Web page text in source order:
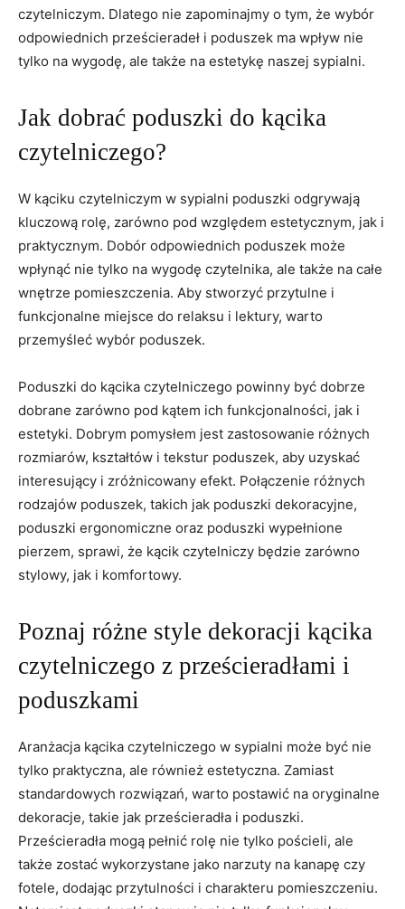
czytelniczym. Dlatego‍ nie zapominajmy o tym,‌ że wybór
⁣odpowiednich ‌prześcieradeł i poduszek ma wpływ nie
tylko na wygodę, ale także na estetykę naszej sypialni.
Jak dobrać poduszki do kącika
czytelniczego?
W kąciku czytelniczym⁣ w sypialni poduszki odgrywają
kluczową rolę, zarówno pod względem estetycznym, jak i
⁣praktycznym. Dobór odpowiednich poduszek może
wpłynąć‍ nie tylko na wygodę czytelnika, ale ‌także na całe
wnętrze pomieszczenia. Aby stworzyć przytulne i
funkcjonalne miejsce do ​relaksu i lektury, warto
przemyśleć wybór poduszek.
Poduszki do kącika czytelniczego powinny być dobrze
dobrane zarówno pod kątem ich funkcjonalności,⁤ jak i
estetyki. Dobrym pomysłem jest zastosowanie różnych
rozmiarów, kształtów ⁢i tekstur poduszek, aby uzyskać
interesujący i zróżnicowany efekt. Połączenie różnych‍
rodzajów poduszek, takich jak⁤ poduszki dekoracyjne,
poduszki ergonomiczne oraz poduszki wypełnione
pierzem, sprawi, że kącik czytelniczy będzie zarówno⁤
stylowy, jak i komfortowy.
Poznaj różne style dekoracji kącika
czytelniczego z​ prześcieradłami i
poduszkami
Aranżacja kącika czytelniczego w sypialni może‍ być nie
tylko praktyczna, ale również ⁣estetyczna. Zamiast
standardowych rozwiązań, warto postawić na‌ oryginalne
dekoracje, takie jak prześcieradła i poduszki.
Prześcieradła mogą pełnić rolę nie tylko pościeli, ale
także zostać ‌wykorzystane jako narzuty na kanapę czy
fotele, dodając przytulności i charakteru pomieszczeniu.